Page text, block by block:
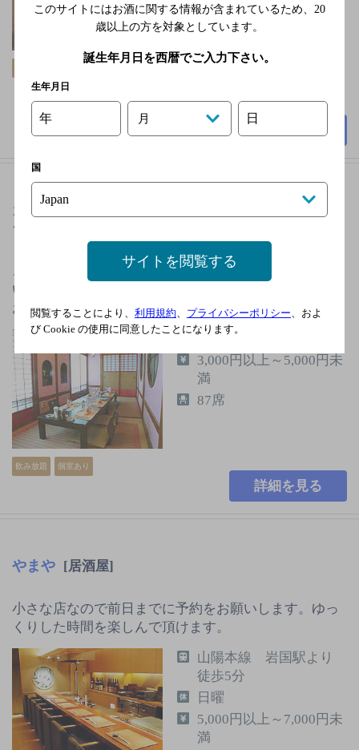
月曜／※月曜が祝日の
場合は営業
3,000円以上～5,000円未
45席
カジュアルレストラン 鹿鳴館
[カジュアルレスト
ラン]
ご家族連れは勿論のこと、デート、ご宴会にもご利用
いただけます。最近では、レストランウエディングの
お店として注目されていま…
飲み放題 個室あり
火曜／12/30～1/4迄休業
3,000円以上～5,000円未
満
87席
詳細を見る
やまや [居酒屋]
小さな店なので前日までに予約をお願いします。ゆっ
くりした時間を楽しんで頂けます。
山陽本線 岩国駅より
徒歩5分
日曜
5,000円以上～7,000円未
満
このサイトにはお酒に関する情報が含まれているため、 20
歳以上の方を対象としています。
誕生年月日を西暦でご入力下さい。
生年月日
年 月 日
国
サイトを閲覧する
閲覧することにより、 利用規約 プライバシーポリシー 、およ
び Cookie の使用に同意したことになります。